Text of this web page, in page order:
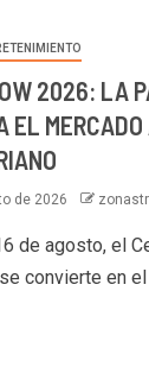
2026: LA
EL
de 2026
de agosto, el
convierte en